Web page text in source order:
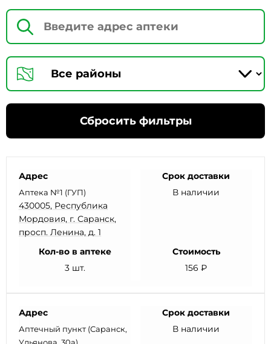
Сбросить фильтры
Адрес
Аптека №1 (ГУП)
430005, Республика
Мордовия, г. Саранск,
просп. Ленина, д. 1
Срок доставки
В наличии
Кол-во в аптеке
3 шт.
Стоимость
156 ₽
Адрес
Аптечный пункт (Саранск,
Срок доставки
В наличии